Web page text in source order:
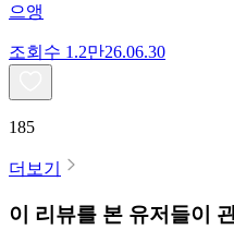
으앵
조회수 1.2만26.06.30
185
더보기
이 리뷰를 본 유저들이